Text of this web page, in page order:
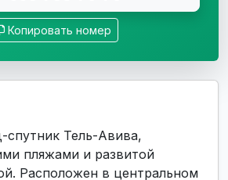
Копировать номер
Тель-Авива,
пляжами и развитой
Расположен в центральном